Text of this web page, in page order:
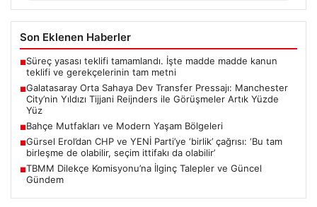
Son Eklenen Haberler
■Süreç yasası teklifi tamamlandı. İşte madde madde kanun
teklifi ve gerekçelerinin tam metni
■Galatasaray Orta Sahaya Dev Transfer Pressajı: Manchester
City’nin Yıldızı Tijjani Reijnders ile Görüşmeler Artık Yüzde
Yüz
■Bahçe Mutfakları ve Modern Yaşam Bölgeleri
■Gürsel Erol’dan CHP ve YENİ Parti’ye ‘birlik’ çağrısı: ‘Bu tam
birleşme de olabilir, seçim ittifakı da olabilir’
■TBMM Dilekçe Komisyonu’na İlginç Talepler ve Güncel
Gündem